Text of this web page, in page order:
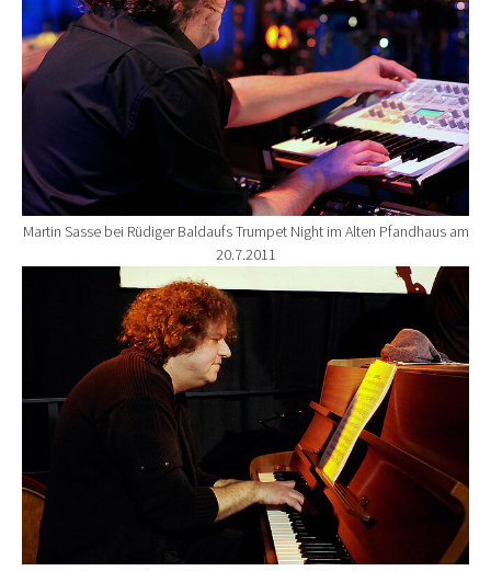
Martin Sasse bei Rüdiger Baldaufs Trumpet Night im Alten Pfandhaus am
20.7.2011
Show larger version for: